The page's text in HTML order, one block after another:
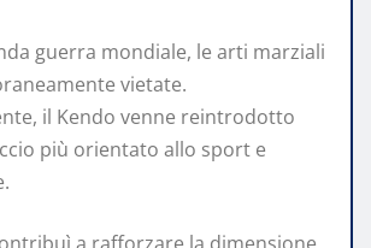
guerra mondiale, le arti marziali
vietate.
il Kendo venne reintrodotto
più orientato allo sport e